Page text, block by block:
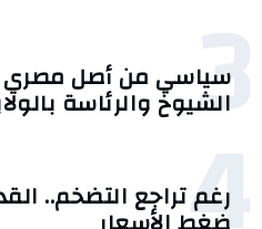
3
سياسي من أصل
الشيوخ والرئاسة
رغم تراجع التضخم..